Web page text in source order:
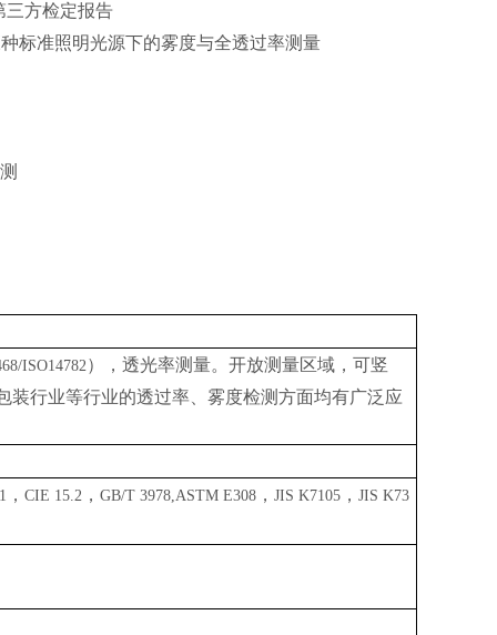
三方检定报告
标准照明光源下的雾度与全透过率测量
ISO14782），透光率测量。开放测量区域，可竖
行业等行业的透过率、雾度检测方面均有广泛应
， CIE 15.2 ， GB/T 3978,ASTM E308 ， JIS K7105 ， JIS K73